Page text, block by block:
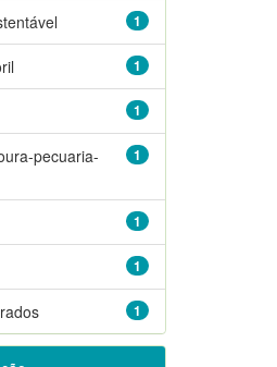
1
1
1
1
pecuaria-
1
1
1